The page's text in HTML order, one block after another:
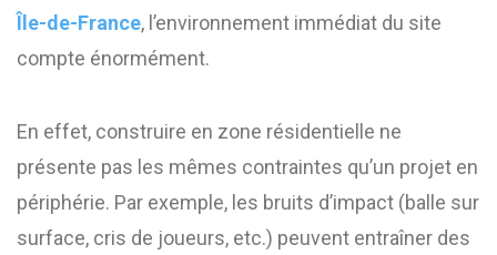
Île-de-France, l’environnement immédiat du site
compte énormément.
En effet, construire en zone résidentielle ne
présente pas les mêmes contraintes qu’un projet en
périphérie. Par exemple, les bruits d’impact (balle sur
surface, cris de joueurs, etc.) peuvent entraîner des